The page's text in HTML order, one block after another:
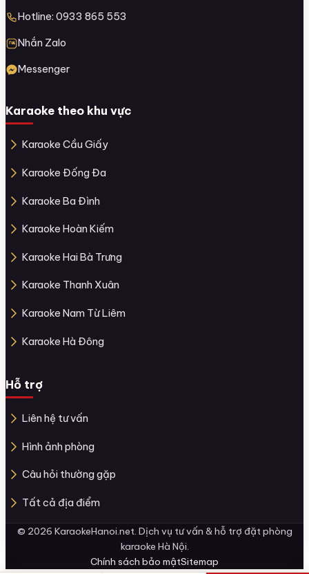
Hotline: 0933 865 553
Nhắn Zalo
Messenger
Karaoke theo khu vực
Karaoke Cầu Giấy
Karaoke Đống Đa
Karaoke Ba Đình
Karaoke Hoàn Kiếm
Karaoke Hai Bà Trưng
Karaoke Thanh Xuân
Karaoke Nam Từ Liêm
Karaoke Hà Đông
Hỗ trợ
Liên hệ tư vấn
Hình ảnh phòng
Câu hỏi thường gặp
Tất cả địa điểm
© 2026 KaraokeHanoi.net. Dịch vụ tư vấn & hỗ trợ đặt phòng
karaoke Hà Nội.
Chính sách bảo mậtSitemap